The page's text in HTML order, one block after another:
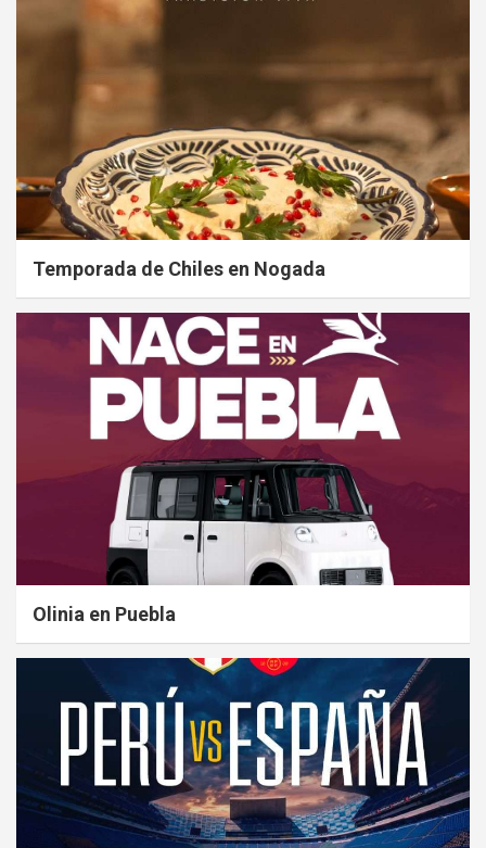
Temporada de Chiles en Nogada
Olinia en Puebla